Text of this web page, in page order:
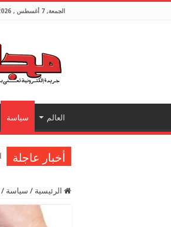
الجمعة, 7 أغسطس , 2026
العالم سياسة
أخبار عاجلة
الرئيسية / سياسة /